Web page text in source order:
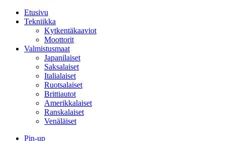
Etusivu
Tekniikka
Kytkentäkaaviot
Moottorit
Valmistusmaat
Japanilaiset
Saksalaiset
Italialaiset
Ruotsalaiset
Brittiautot
Amerikkalaiset
Ranskalaiset
Venäläiset
Pin-up